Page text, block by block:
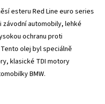
esteru Red Line euro series
závodní automobily, lehké
ochranu proti
Tento olej byl speciálně
klasické TDI motory
BMW.